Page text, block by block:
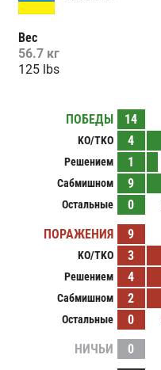
Вес
56.7 кг
125 lbs
ПОБЕДЫ
14
KO/TKO 4
Решением
1
Сабмишном
9
Остальные
0
ПОРАЖЕНИЯ 9
KO/TKO 3
Решением
4
Сабмишном
2
Остальные
0
НИЧЬИ
0